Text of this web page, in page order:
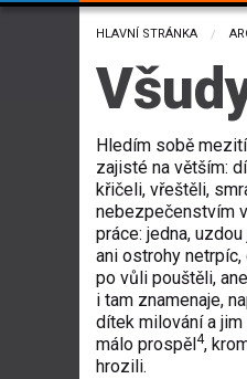
HLAVNÍ STRÁNKA
Hledím sobě
zajisté na větším:
křičeli, vřeštěli,
nebezpečenstvím
práce: jedna,
ani ostrohy
po vůli pouštěli,
i tam znamenaje,
dítek milování a
málo prospěl 4,
hrozili.